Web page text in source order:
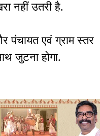
नहीं उतरी है.
पंचायत एवं ग्राम स्तर
जुटना होगा.